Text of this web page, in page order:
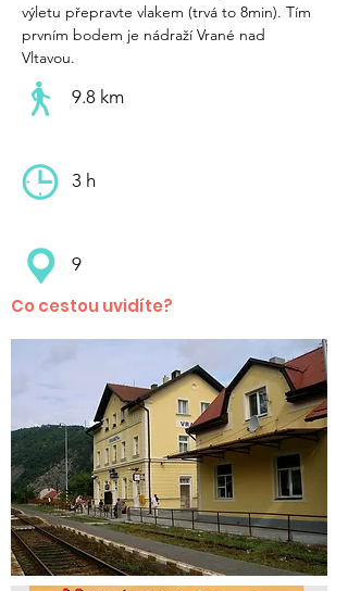
výletu přepravte vlakem (trvá to 8min). Tím
prvním bodem je nádraží Vrané nad
Vltavou.
9.8 km
3 h
9
Co cestou uvidíte?